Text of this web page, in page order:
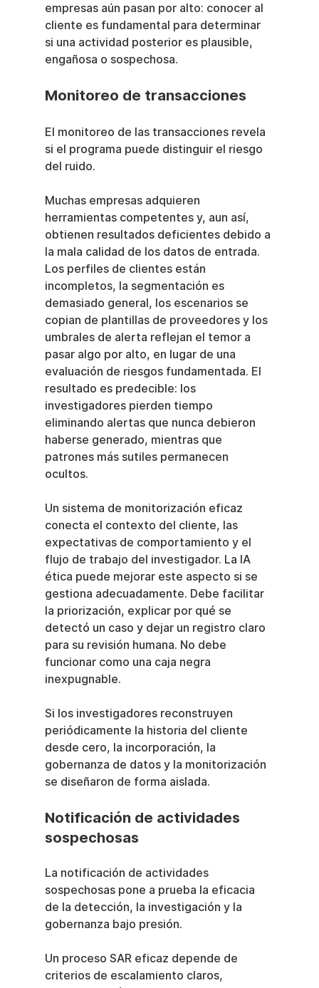
empresas aún pasan por alto: conocer al
cliente es fundamental para determinar
si una actividad posterior es plausible,
engañosa o sospechosa.
Monitoreo de transacciones
El monitoreo de las transacciones revela
si el programa puede distinguir el riesgo
del ruido.
Muchas empresas adquieren
herramientas competentes y, aun así,
obtienen resultados deficientes debido a
la mala calidad de los datos de entrada.
Los perfiles de clientes están
incompletos, la segmentación es
demasiado general, los escenarios se
copian de plantillas de proveedores y los
umbrales de alerta reflejan el temor a
pasar algo por alto, en lugar de una
evaluación de riesgos fundamentada. El
resultado es predecible: los
investigadores pierden tiempo
eliminando alertas que nunca debieron
haberse generado, mientras que
patrones más sutiles permanecen
ocultos.
Un sistema de monitorización eficaz
conecta el contexto del cliente, las
expectativas de comportamiento y el
flujo de trabajo del investigador. La IA
ética puede mejorar este aspecto si se
gestiona adecuadamente. Debe facilitar
la priorización, explicar por qué se
detectó un caso y dejar un registro claro
para su revisión humana. No debe
funcionar como una caja negra
inexpugnable.
Si los investigadores reconstruyen
periódicamente la historia del cliente
desde cero, la incorporación, la
gobernanza de datos y la monitorización
se diseñaron de forma aislada.
Notificación de actividades
sospechosas
La notificación de actividades
sospechosas pone a prueba la eficacia
de la detección, la investigación y la
gobernanza bajo presión.
Un proceso SAR eficaz depende de
criterios de escalamiento claros,